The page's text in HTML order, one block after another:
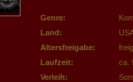
Genre:
Land:
Altersfreigabe:
Laufzeit:
ca.
Verleih: